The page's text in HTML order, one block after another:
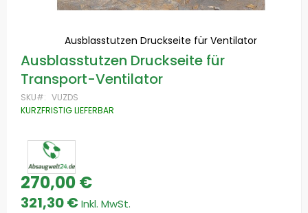
Ausblasstutzen Druckseite für Ventilator
Zum
Anfang
der
Bildgalerie
springen
Ausblasstutzen Druckseite für
Transport-Ventilator
SKU
VUZDS
KURZFRISTIG LIEFERBAR
321,30 €
270,00 €